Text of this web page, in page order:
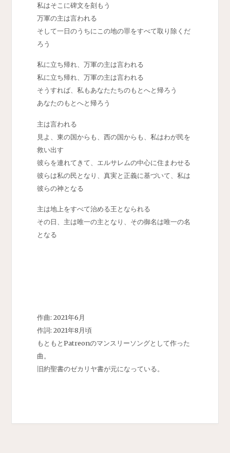
私はそこに碑文を刻もう
万軍の主は言われる
そして一日のうちにこの地の罪をすべて取り除くだ
ろう
私に立ち帰れ、万軍の主は言われる
私に立ち帰れ、万軍の主は言われる
そうすれば、私もあなたたちのもとへと帰ろう
あなたのもとへと帰ろう
主は言われる
見よ、東の国からも、西の国からも、私はわが民を
救い出す
彼らを連れてきて、エルサレムの中心に住まわせる
彼らは私の民となり、真実と正義に基づいて、私は
彼らの神となる
主は地上をすべて治める王となられる
その日、主は唯一の主となり、その御名は唯一の名
となる
作曲: 2021年6月
作詞: 2021年8月頃
もともとPatreonのマンスリーソングとして作った
曲。
旧約聖書のゼカリヤ書が元になっている。